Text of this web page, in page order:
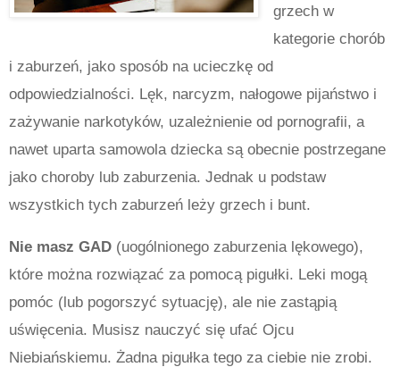
grzech w
kategorie chorób
i zaburzeń, jako sposób na ucieczkę od
odpowiedzialności. Lęk, narcyzm, nałogowe pijaństwo i
zażywanie narkotyków, uzależnienie od pornografii, a
nawet uparta samowola dziecka są obecnie postrzegane
jako choroby lub zaburzenia. Jednak u podstaw
wszystkich tych zaburzeń leży grzech i bunt.
Nie masz GAD (uogólnionego zaburzenia lękowego),
które można rozwiązać za pomocą pigułki. Leki mogą
pomóc (lub pogorszyć sytuację), ale nie zastąpią
uświęcenia. Musisz nauczyć się ufać Ojcu
Niebiańskiemu. Żadna pigułka tego za ciebie nie zrobi.